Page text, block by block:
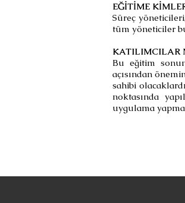
EĞİTİME
Süreç
tüm yöneticiler
KATILIMCILAR
Bu eğitim
açısından
sahibi
noktasında
uygulama